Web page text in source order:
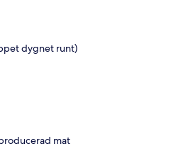
dygnet runt)
mat